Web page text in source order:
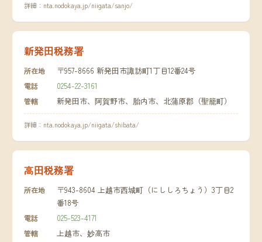
詳細： nta.nodokaya.jp/niigata/sanjo/
新発田税務署
所在地 〒957-8666 新発田市諏訪町1丁目12番24号
電話 0254-22-3161
管轄 新発田市、阿賀野市、胎内市、北蒲原郡（聖籠町）
詳細： nta.nodokaya.jp/niigata/shibata/
高田税務署
所在地
〒943-8604 上越市西城町（にししろちょう）3丁目2
番18号
電話 025-523-4171
管轄 上越市、妙高市